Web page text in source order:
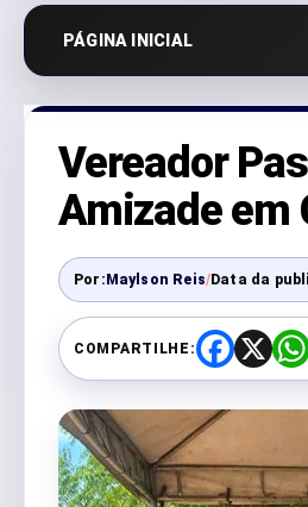
PÁGINA INICIAL
Vereador
Amizade em
Por:Maylson Reis/Data da
COMPARTILHE:
F
a
e
o
k
X
W
h
t
p
p